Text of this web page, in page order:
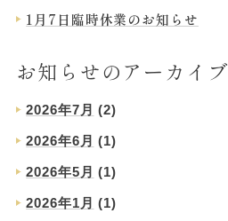
1月7日臨時休業のお知らせ
お知らせのアーカイブ
2026年7月 (2)
2026年6月 (1)
2026年5月 (1)
2026年1月 (1)